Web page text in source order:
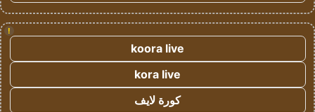
!
koora live
kora live
كورة لايف